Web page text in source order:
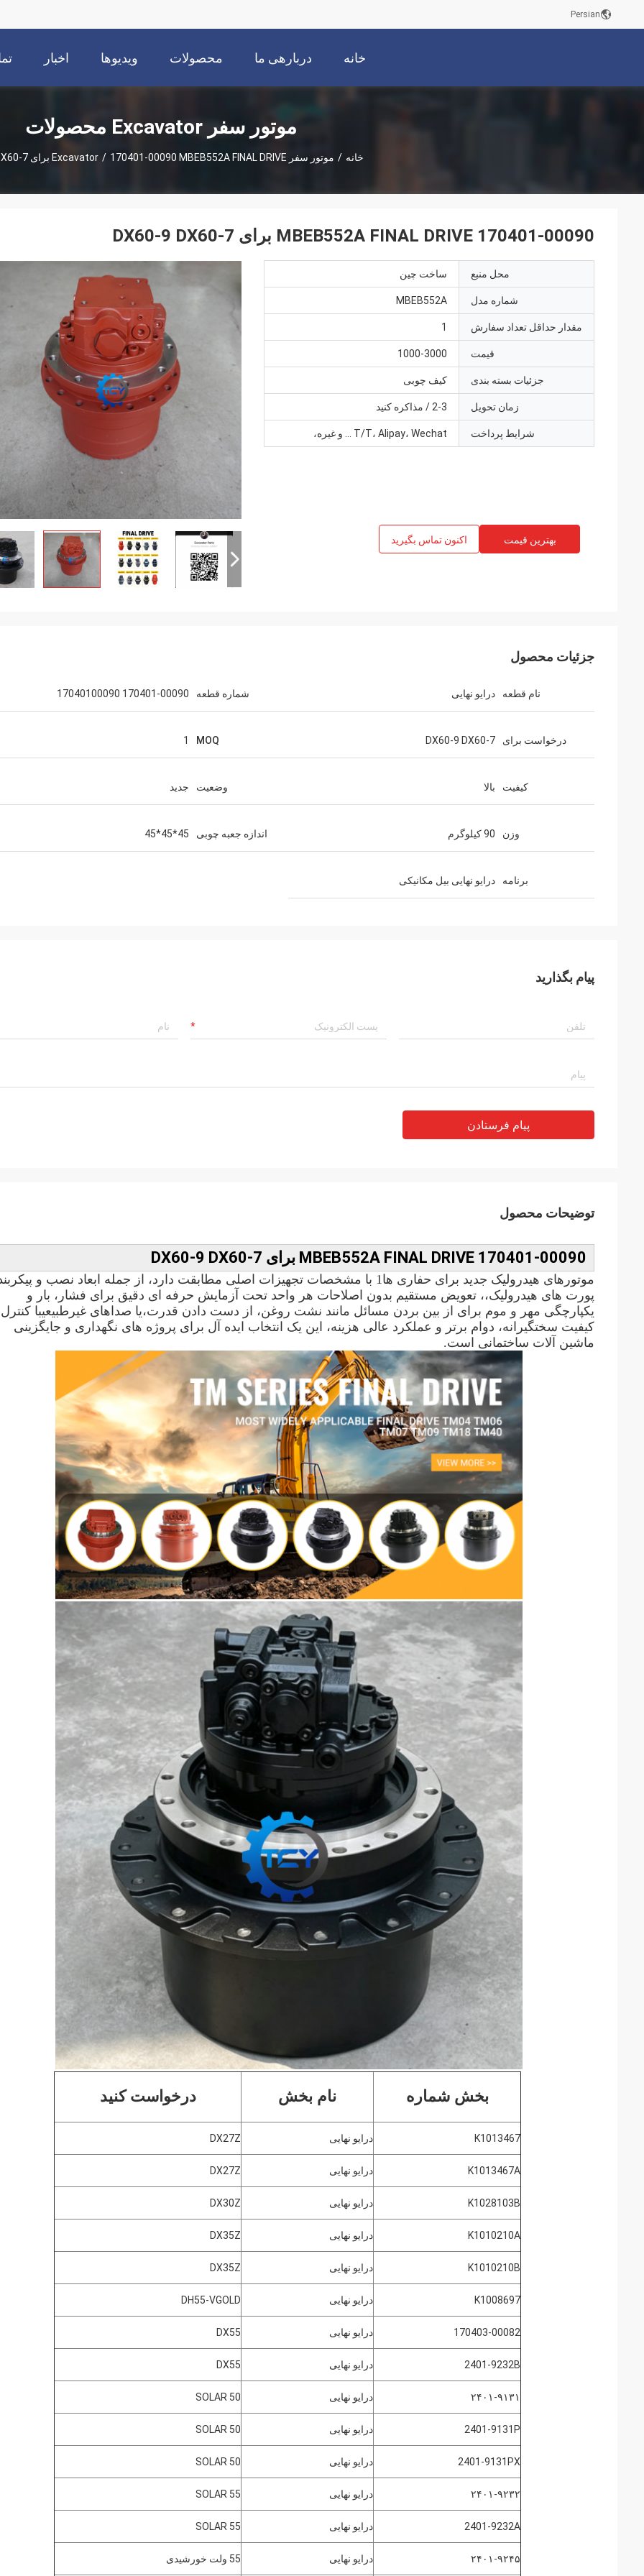
Persian
خانه دربارهی ما محصولات ویدیوها اخبار
موتور سفر Excavator محصولات
خانه / موتور سفر Excavator / 170401-00090 MBEB552A FINAL DRIVE برای DX60-9 DX60-7
170401-00090 MBEB552A FINAL DRIVE برای DX60-9 DX60-7
محل منبع ساخت چین
شماره مدل MBEB552A
مقدار حداقل تعداد سفارش 1
قیمت 1000-3000
جزئیات بسته بندی کیف چوبی
زمان تحویل 2-3 / مذاکره کنید
شرایط پرداخت T/T، Alipay، Wechat ... و غیره،
بهترین قیمت اکنون تماس بگیرید
جزئیات محصول
نام قطعه درایو نهایی شماره قطعه 170401-00090 17040100090
درخواست برای DX60-9 DX60-7
MOQ
1
کیفیت بالا وضعیت جدید
وزن 90 کیلوگرم اندازه جعبه چوبی 45*45*45
برنامه درایو نهایی بیل مکانیکی
پیام بگذارید
پیام فرستادن
توضیحات محصول
170401-00090 MBEB552A FINAL DRIVE برای DX60-9 DX60-7
موتورهای هیدرولیک جدید برای حفاری ها1 با مشخصات تجهیزات اصلی مطابقت دارد، از جمله ابعاد نصب و
پورت های هیدرولیک،، تعویض مستقیم بدون اصلاحات هر واحد تحت آزمایش حرفه ای دقیق برای فشار، بار و
یکپارچگی مهر و موم برای از بین بردن مسائل مانند نشت روغن، از دست دادن قدرت،یا صداهای غیرطبیعیبا کنترل
کیفیت سختگیرانه، دوام برتر و عملکرد عالی هزینه، این یک انتخاب ایده آل برای پروژه های نگهداری و جایگزینی
ماشین آلات ساختمانی است.
بخش شماره نام بخش درخواست کنید
K1013467 درایو نهایی DX27Z
K1013467A درایو نهایی DX27Z
K1028103B درایو نهایی DX30Z
K1010210A درایو نهایی DX35Z
K1010210B درایو نهایی DX35Z
K1008697 درایو نهایی DH55-VGOLD
170403-00082 درایو نهایی DX55
2401-9232B درایو نهایی DX55
۲۴۰۱-۹۱۳۱ درایو نهایی SOLAR 50
2401-9131P درایو نهایی SOLAR 50
2401-9131PX درایو نهایی SOLAR 50
۲۴۰۱-۹۲۳۲ درایو نهایی SOLAR 55
2401-9232A درایو نهایی SOLAR 55
۲۴۰۱-۹۲۴۵ درایو نهایی 55 ولت خورشیدی